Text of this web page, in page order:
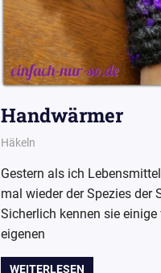
Handwärmer
15. September 2015
Wollpoesie
Häkeln
Gestern als ich
mal wieder der Spezies der
Sicherlich kennen sie
eigenen
WEITERLESEN